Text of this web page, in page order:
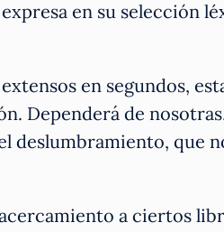
en su selección
en segundos,
Dependerá de
deslumbramiento, que
a ciertos